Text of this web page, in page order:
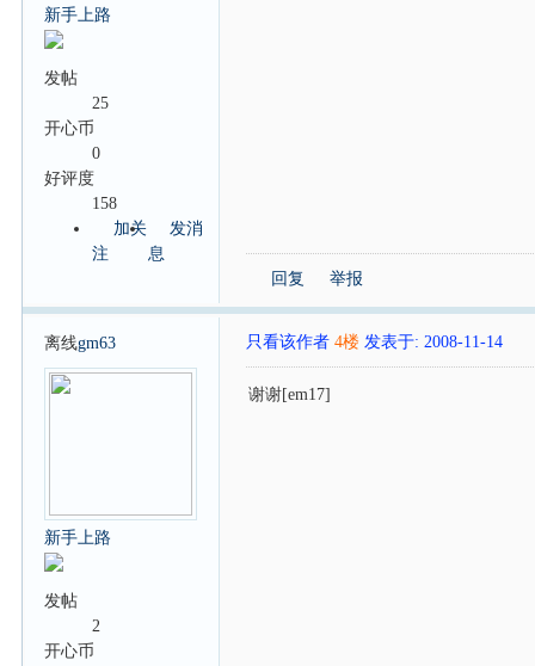
新手上路
发帖
25
开心币
0
好评度
158
加关
注
发消
息
回复 举报
离线gm63
新手上路
发帖
2
开心币
只看该作者 4楼 发表于: 2008-11-14
谢谢[em17]